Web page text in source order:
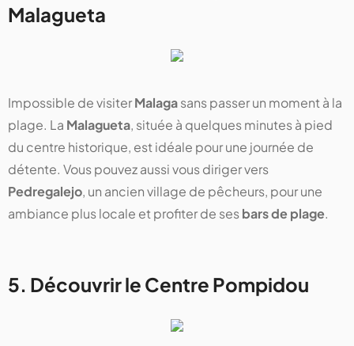
Malagueta
Impossible de visiterMalagasans passer un moment à la
plage. La Malagueta, située à quelques minutes à pied
du centre historique, est idéale pour une journée de
détente. Vous pouvez aussi vous diriger vers
Pedregalejo, un ancien village de pêcheurs, pour une
ambiance plus locale et profiter de sesbars de plage.
5. Découvrir le Centre Pompidou